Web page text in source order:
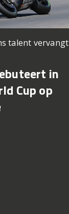
talent vervangt
in
Cup op